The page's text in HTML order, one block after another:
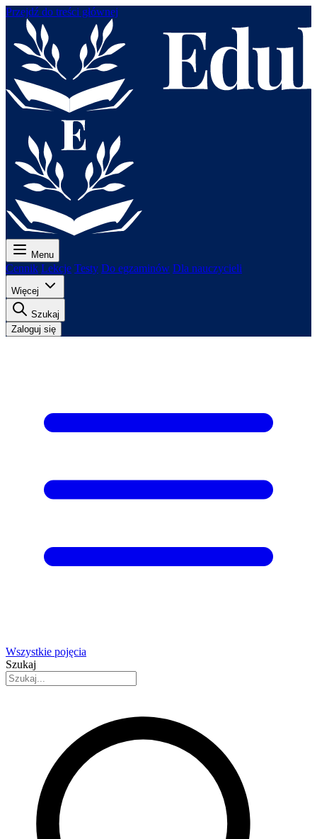
Przejdź do treści głównej
Menu
Cennik Lekcje Testy Do egzaminów Dla nauczycieli
Więcej
Szukaj
Zaloguj się
Wszystkie pojęcia
Szukaj